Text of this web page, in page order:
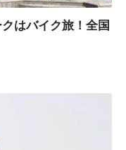
はバイク旅！全国